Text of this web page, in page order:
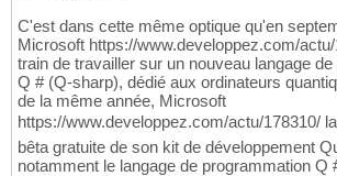
C'est dans cette même optique qu'en
Microsoft https://www.developpez.com/
train de travailler sur un nouveau langage
Q # (Q-sharp), dédié aux ordinateurs
de la même année, Microsoft
https://www.developpez.com/actu/178310/ la
bêta gratuite de son kit de développement
notamment le langage de programmation Q